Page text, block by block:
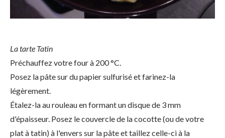
La tarte Tatin
Préchauffez votre four à 200 °C.
Posez la pâte sur du papier sulfurisé et farinez-la
légèrement.
Étalez-la au rouleau en formant un disque de 3 mm
d'épaisseur. Posez le couvercle de la cocotte (ou de votre
plat à tatin) à l'envers sur la pâte et taillez celle-ci à la